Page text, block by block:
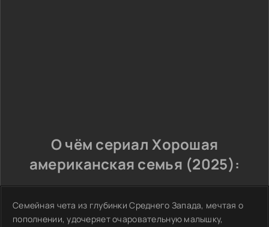
О чём сериал Хорошая
американская семья (2025):
Семейная чета из глубинки Среднего Запада, мечтая о
пополнении, удочеряет очаровательную малышку,